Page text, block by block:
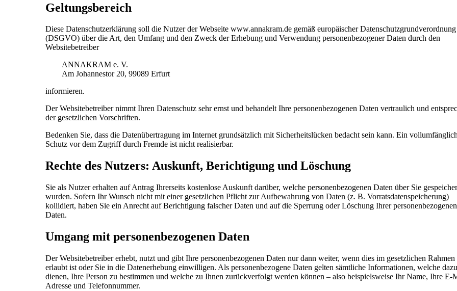
Geltungsbereich
Diese Datenschutzerklärung soll die Nutzer der Webseite www.annakram.de gemäß europäischer Datenschutz­grund­verordnung
(DSGVO) über die Art, den Umfang und den Zweck der Erhebung und Verwendung personenbezogener Daten durch den
Websitebetreiber
ANNAKRAM e. V.
Am Johannestor 20, 99089 Erfurt
informieren.
Der Websitebetreiber nimmt Ihren Datenschutz sehr ernst und behandelt Ihre personenbezogenen Daten vertraulich und
der gesetzlichen Vorschriften.
Bedenken Sie, dass die Datenübertragung im Internet grundsätzlich mit Sicherheitslücken bedacht sein kann. Ein
Schutz vor dem Zugriff durch Fremde ist nicht realisierbar.
Rechte des Nutzers: Auskunft, Berichtigung und Löschung
Sie als Nutzer erhalten auf Antrag Ihrerseits kostenlose Auskunft darüber, welche personenbezogenen Daten über Sie
wurden. Sofern Ihr Wunsch nicht mit einer gesetzlichen Pflicht zur Aufbewahrung von Daten (z. B. Vorratsdatenspeicherung)
kollidiert, haben Sie ein Anrecht auf Berichtigung falscher Daten und auf die Sperrung oder Löschung Ihrer personenbezogenen
Daten.
Umgang mit personenbezogenen Daten
Der Websitebetreiber erhebt, nutzt und gibt Ihre personenbezogenen Daten nur dann weiter, wenn dies im gesetzlichen Rahmen
erlaubt ist oder Sie in die Datenerhebung einwilligen. Als personenbezogene Daten gelten sämtliche Informationen, welche dazu
dienen, Ihre Person zu bestimmen und welche zu Ihnen zurückverfolgt werden können – also beispielsweise Ihr Name, Ihre E-
Adresse und Telefonnummer.